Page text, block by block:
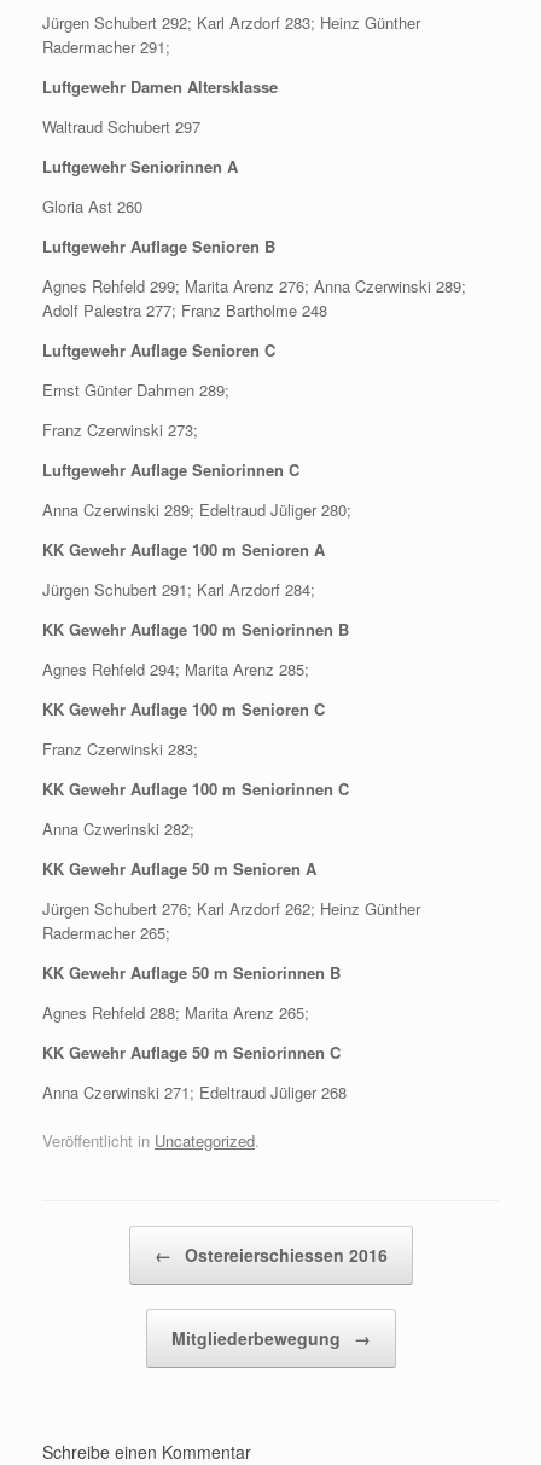
Jürgen Schubert 292; Karl Arzdorf 283; Heinz Günther
Radermacher 291;
Luftgewehr Damen Altersklasse
Waltraud Schubert 297
Luftgewehr Seniorinnen A
Gloria Ast 260
Luftgewehr Auflage Senioren B
Agnes Rehfeld 299; Marita Arenz 276; Anna Czerwinski 289;
Adolf Palestra 277; Franz Bartholme 248
Luftgewehr Auflage Senioren C
Ernst Günter Dahmen 289;
Franz Czerwinski 273;
Luftgewehr Auflage Seniorinnen C
Anna Czerwinski 289; Edeltraud Jüliger 280;
KK Gewehr Auflage 100 m Senioren A
Jürgen Schubert 291; Karl Arzdorf 284;
KK Gewehr Auflage 100 m Seniorinnen B
Agnes Rehfeld 294; Marita Arenz 285;
KK Gewehr Auflage 100 m Senioren C
Franz Czerwinski 283;
KK Gewehr Auflage 100 m Seniorinnen C
Anna Czwerinski 282;
KK Gewehr Auflage 50 m Senioren A
Jürgen Schubert 276; Karl Arzdorf 262; Heinz Günther
Radermacher 265;
KK Gewehr Auflage 50 m Seniorinnen B
Agnes Rehfeld 288; Marita Arenz 265;
KK Gewehr Auflage 50 m Seniorinnen C
Anna Czerwinski 271; Edeltraud Jüliger 268
Veröffentlicht in Uncategorized.
← Ostereierschiessen 2016
Mitgliederbewegung →
Schreibe einen Kommentar